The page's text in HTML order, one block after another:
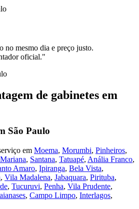
no mesmo dia e preço justo.
oficial."
de gabinetes em
São Paulo
em Moema, Morumbi, Pinheiros,
, Santana, Tatuapé, Anália Franco,
Amaro, Ipiranga, Bela Vista,
, Vila Madalena, Jabaquara, Pirituba,
, Tucuruvi, Penha, Vila Prudente,
, Campo Limpo, Interlagos,